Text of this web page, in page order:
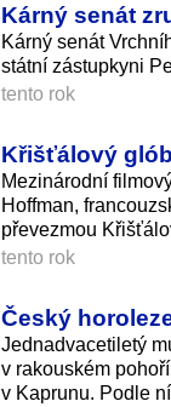
Kárný senát
Kárný senát
státní zástupkyni
tento rok
Křišťálový
Mezinárodní
Hoffman,
převezmou
tento rok
Český
Jednadvacetiletý
v rakouském
v Kaprunu. Podle